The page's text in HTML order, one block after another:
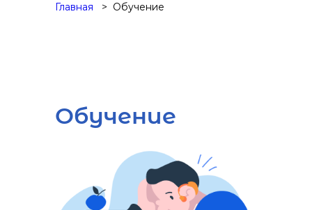
Главная Обучение
Обучение